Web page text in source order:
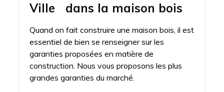
Ville dans la maison bois
Quand on fait construire une maison bois, il est
essentiel de bien se renseigner sur les
garanties proposées en matière de
construction. Nous vous proposons les plus
grandes garanties du marché.